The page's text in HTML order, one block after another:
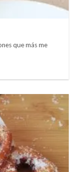
que más me